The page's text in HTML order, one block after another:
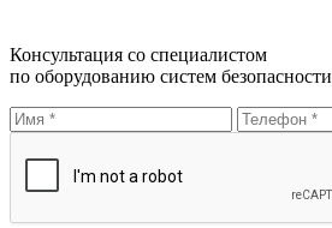
Консультация со специалистом
по оборудованию систем безопасности